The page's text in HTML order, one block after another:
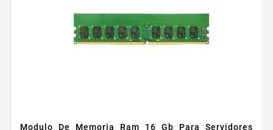
Modulo De Memoria Ram 16 Gb Para Servidores